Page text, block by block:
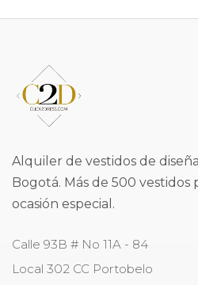
Alquiler de vestidos de
Bogotá. Más de 500 vestidos
ocasión especial.
Calle 93B # No 11A - 84
Local 302 CC Portobelo